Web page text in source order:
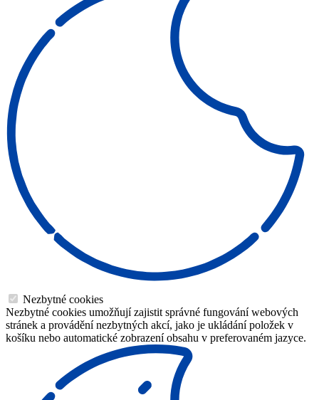
Nezbytné cookies
Nezbytné cookies umožňují zajistit správné fungování webových
stránek a provádění nezbytných akcí, jako je ukládání položek v
košíku nebo automatické zobrazení obsahu v preferovaném jazyce.